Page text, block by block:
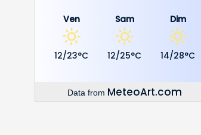
Ven
12/23°C
Sam
12/25°C
Dim
14/28°C
Data from MeteoArt.com